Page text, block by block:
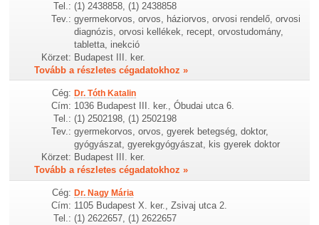
Tel.: (1) 2438858, (1) 2438858
Tev.: gyermekorvos, orvos, háziorvos, orvosi rendelő, orvosi
diagnózis, orvosi kellékek, recept, orvostudomány,
tabletta, inekció
Körzet: Budapest III. ker.
Tovább a részletes cégadatokhoz »
Cég: Dr. Tóth Katalin
Cím: 1036 Budapest III. ker., Óbudai utca 6.
Tel.: (1) 2502198, (1) 2502198
Tev.: gyermekorvos, orvos, gyerek betegség, doktor,
gyógyászat, gyerekgyógyászat, kis gyerek doktor
Körzet: Budapest III. ker.
Tovább a részletes cégadatokhoz »
Cég: Dr. Nagy Mária
Cím: 1105 Budapest X. ker., Zsivaj utca 2.
Tel.: (1) 2622657, (1) 2622657